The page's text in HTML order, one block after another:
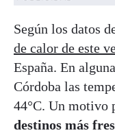
Según los datos
de calor de este
España. En
Córdoba las
44°C. Un motivo
destinos más